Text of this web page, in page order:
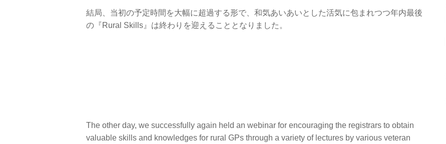
結局、当初の予定時間を大幅に超過する形で、和気あいあいとした活気に包まれつつ年内最後
の『Rural Skills』は終わりを迎えることとなりました。
The other day, we successfully again held an webinar for encouraging the registrars to obtain
valuable skills and knowledges for rural GPs through a variety of lectures by various veteran